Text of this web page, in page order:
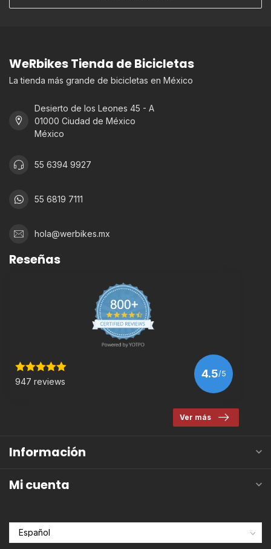
WeRbikes Tienda de Bicicletas
La tienda más grande de bicicletas en México
Desierto de los Leones 45 - A
01000 Ciudad de México
México
55 6394 9927
55 6819 7111
hola@werbikes.mx
Reseñas
947 reviews
4.5/5
Ver más
Información
Mi cuenta